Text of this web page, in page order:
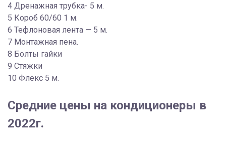
4 Дренажная трубка- 5 м.
5 Короб 60/60 1 м.
6 Тефлоновая лента — 5 м.
7 Монтажная пена.
8 Болты гайки
9 Стяжки
10 Флекс 5 м.
Средние цены на кондиционеры в
2022г.